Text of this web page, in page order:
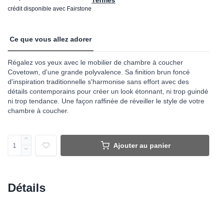
crédit disponible avec Fairstone
Ce que vous allez adorer
Régalez vos yeux avec le mobilier de chambre à coucher
Covetown, d'une grande polyvalence. Sa finition brun foncé
d'inspiration traditionnelle s'harmonise sans effort avec des
détails contemporains pour créer un look étonnant, ni trop guindé
ni trop tendance. Une façon raffinée de réveiller le style de votre
chambre à coucher.
Ajouter au panier
Détails